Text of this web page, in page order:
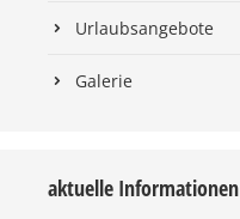
Urlaubsangebote
Galerie
aktuelle Informationen